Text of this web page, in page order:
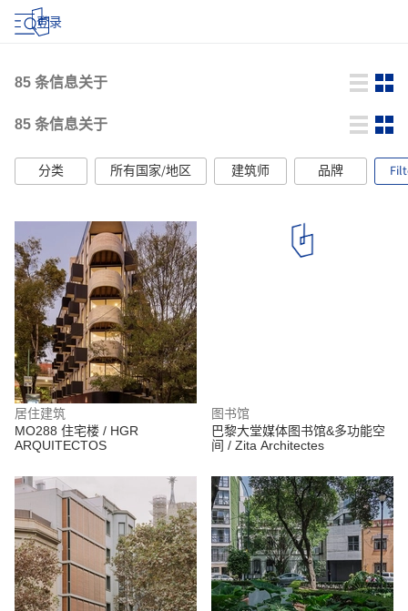
登录
85 条信息关于
85 条信息关于
分类 所有国家/地区 建筑师 品牌
居住建筑
MO288 住宅楼 / HGR
ARQUITECTOS
图书馆
巴黎大堂媒体图书馆&多功能空
间 / Zita Architectes